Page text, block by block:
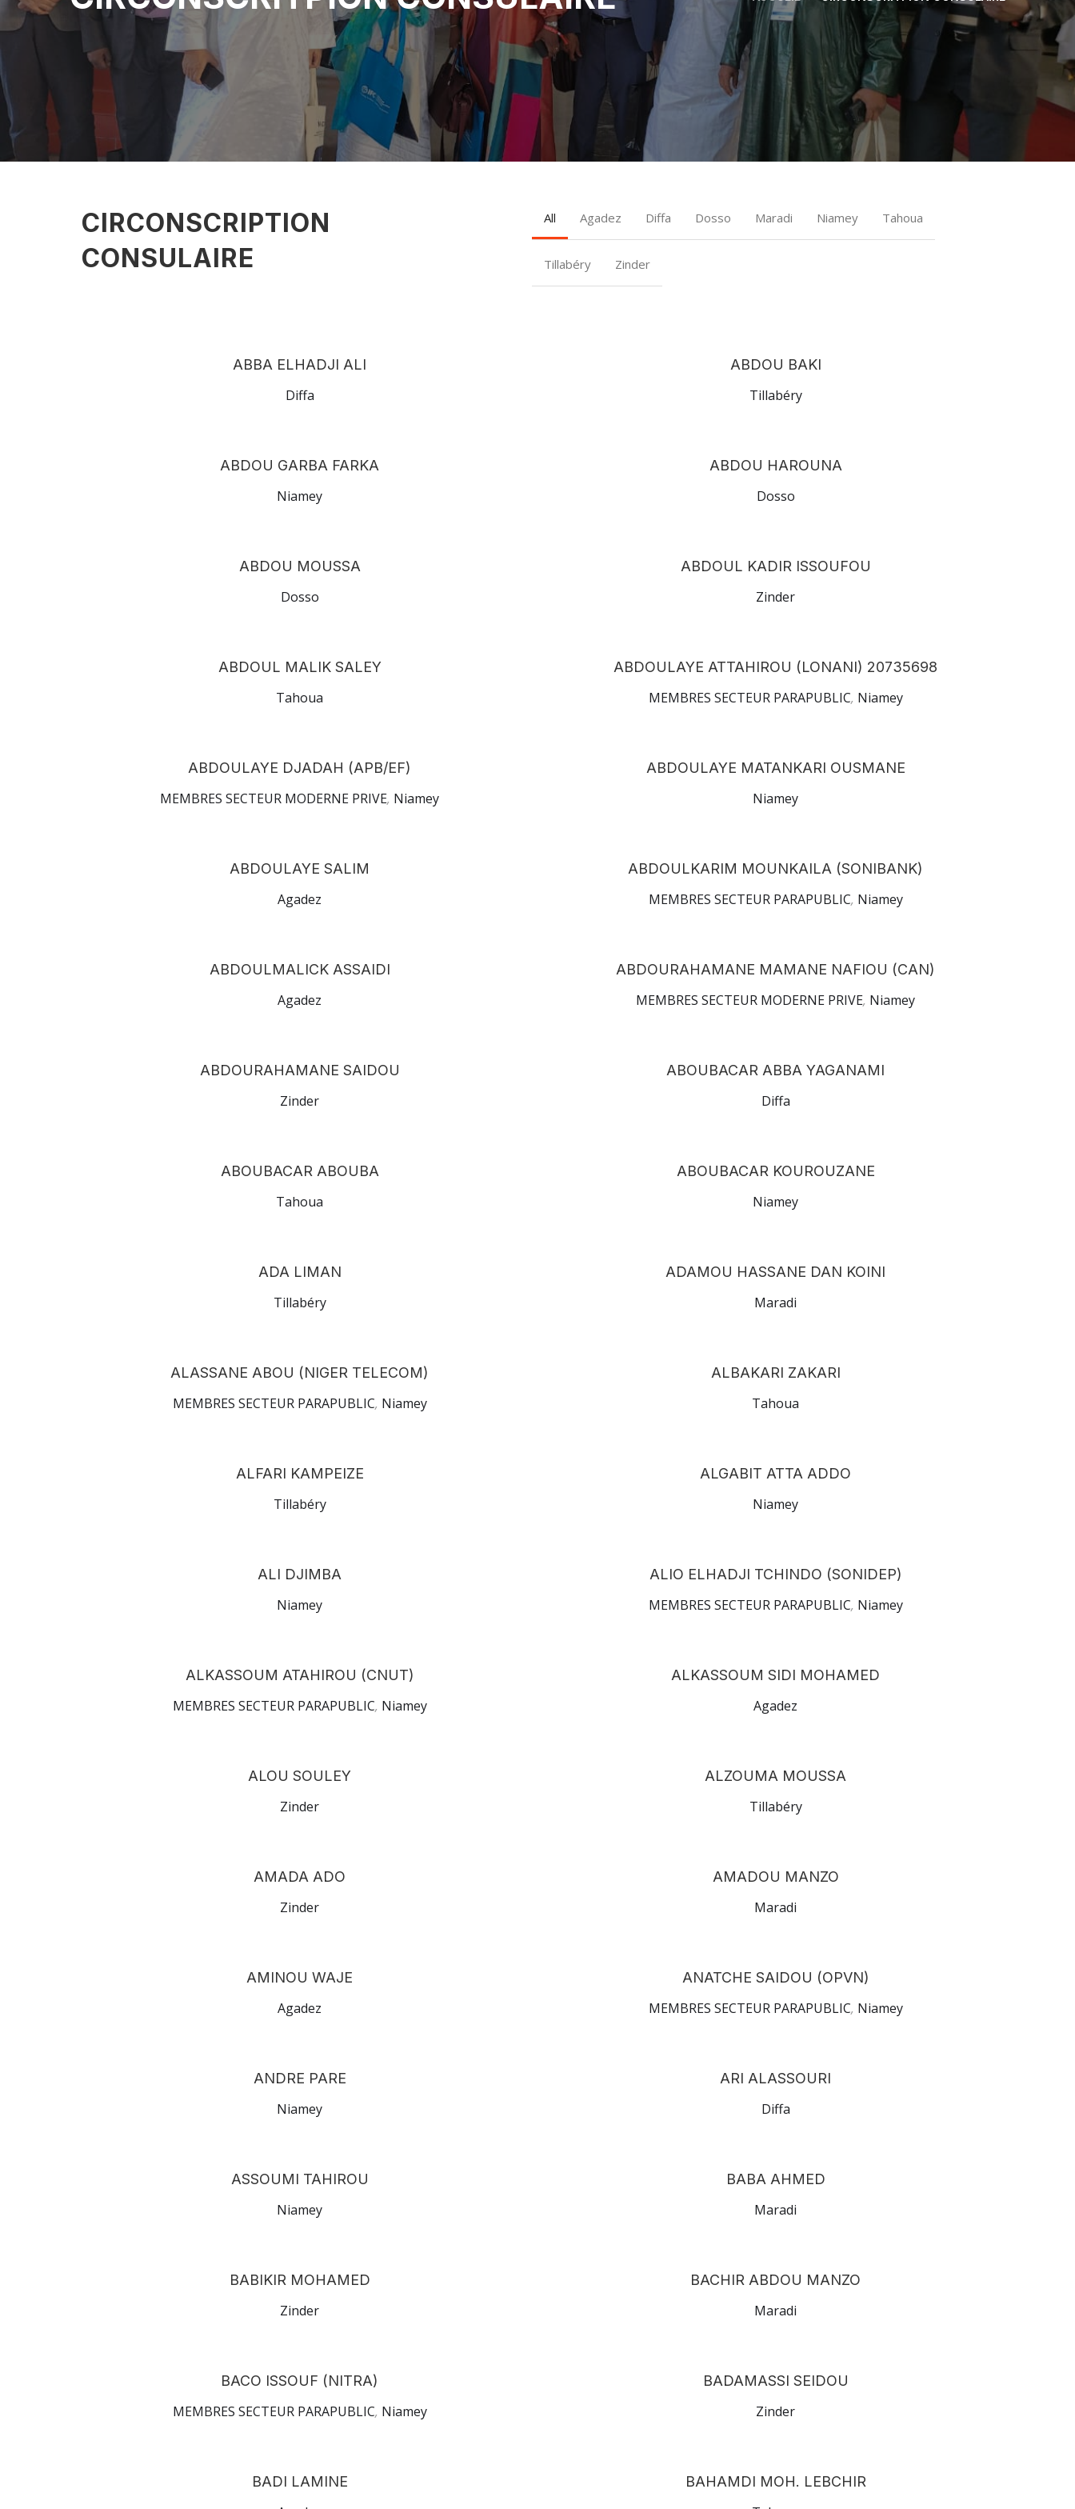
CIRCONSCRIPTION
CONSULAIRE
All Agadez Diffa Dosso Maradi Niamey Tahoua
Tillabéry Zinder
ABBA ELHADJI ALI
Diffa
ABDOU BAKI
Tillabéry
ABDOU GARBA FARKA
Niamey
ABDOU HAROUNA
Dosso
ABDOU MOUSSA
Dosso
ABDOUL KADIR ISSOUFOU
Zinder
ABDOUL MALIK SALEY
Tahoua
ABDOULAYE ATTAHIROU (LONANI) 20735698
MEMBRES SECTEUR PARAPUBLIC, Niamey
ABDOULAYE DJADAH (APB/EF)
MEMBRES SECTEUR MODERNE PRIVE, Niamey
ABDOULAYE MATANKARI OUSMANE
Niamey
ABDOULAYE SALIM
Agadez
ABDOULKARIM MOUNKAILA (SONIBANK)
MEMBRES SECTEUR PARAPUBLIC, Niamey
ABDOULMALICK ASSAIDI
Agadez
ABDOURAHAMANE MAMANE NAFIOU (CAN)
MEMBRES SECTEUR MODERNE PRIVE, Niamey
ABDOURAHAMANE SAIDOU
Zinder
ABOUBACAR ABBA YAGANAMI
Diffa
ABOUBACAR ABOUBA
Tahoua
ABOUBACAR KOUROUZANE
Niamey
ADA LIMAN
Tillabéry
ADAMOU HASSANE DAN KOINI
Maradi
ALASSANE ABOU (NIGER TELECOM)
MEMBRES SECTEUR PARAPUBLIC, Niamey
ALBAKARI ZAKARI
Tahoua
ALFARI KAMPEIZE
Tillabéry
ALGABIT ATTA ADDO
Niamey
ALI DJIMBA
Niamey
ALIO ELHADJI TCHINDO (SONIDEP)
MEMBRES SECTEUR PARAPUBLIC, Niamey
ALKASSOUM ATAHIROU (CNUT)
MEMBRES SECTEUR PARAPUBLIC, Niamey
ALKASSOUM SIDI MOHAMED
Agadez
ALOU SOULEY
Zinder
ALZOUMA MOUSSA
Tillabéry
AMADA ADO
Zinder
AMADOU MANZO
Maradi
AMINOU WAJE
Agadez
ANATCHE SAIDOU (OPVN)
MEMBRES SECTEUR PARAPUBLIC, Niamey
ANDRE PARE
Niamey
ARI ALASSOURI
Diffa
ASSOUMI TAHIROU
Niamey
BABA AHMED
Maradi
BABIKIR MOHAMED
Zinder
BACHIR ABDOU MANZO
Maradi
BACO ISSOUF (NITRA)
MEMBRES SECTEUR PARAPUBLIC, Niamey
BADAMASSI SEIDOU
Zinder
BADI LAMINE BAHAMDI MOH. LEBCHIR